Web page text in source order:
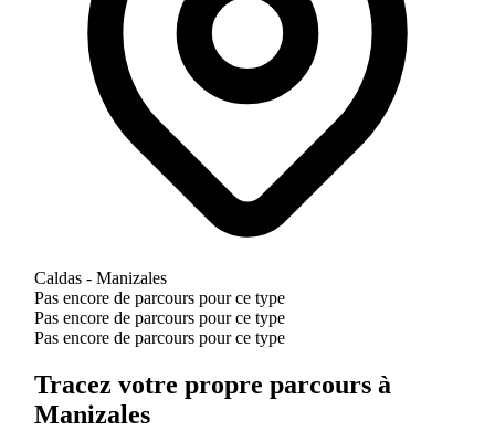
Caldas - Manizales
Pas encore de parcours pour ce type
Pas encore de parcours pour ce type
Pas encore de parcours pour ce type
Tracez votre propre parcours à
Manizales